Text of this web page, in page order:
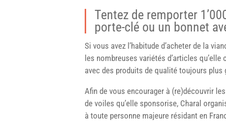
Tentez de remporter
porte-clé ou un bonnet
Si vous avez l’habitude d’acheter de la
les nombreuses variétés d’articles
avec des produits de qualité toujours
Afin de vous encourager à (re)découvrir
de voiles qu’elle sponsorise, Charal
à toute personne majeure résidant en